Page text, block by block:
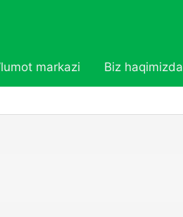
markazi Biz haqimizda